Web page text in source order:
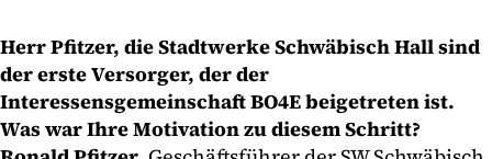
Herr Pfitzer, die Stadtwerke Schwäbisch Hall sind
der erste Versorger, der der
Interessensgemeinschaft BO4E beigetreten ist.
Was war Ihre Motivation zu diesem Schritt?